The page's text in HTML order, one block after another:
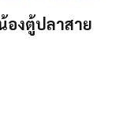
องตู้ปลาสาย